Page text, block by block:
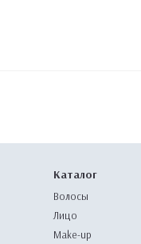
Каталог
Волосы
Лицо
Make-up